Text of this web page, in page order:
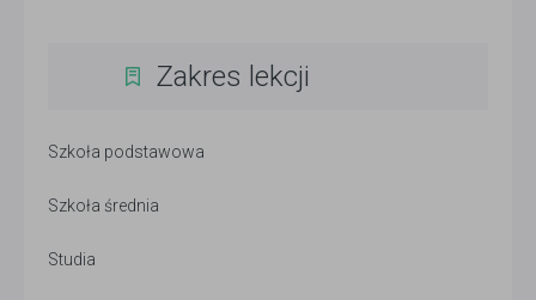
Zakres lekcji
Szkoła podstawowa
Szkoła średnia
Studia